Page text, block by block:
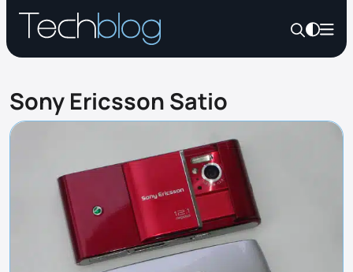
Sony Ericsson Satio